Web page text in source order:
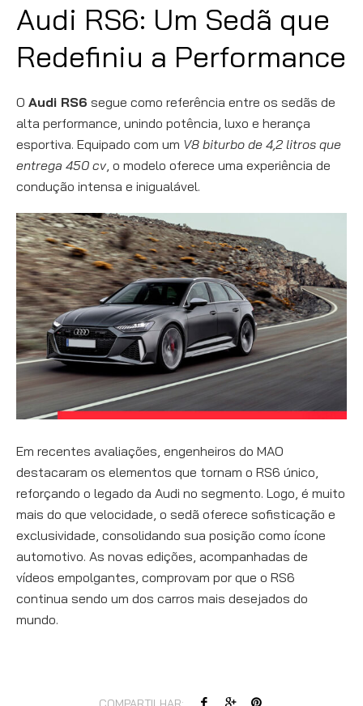
Audi RS6: Um Sedã que
Redefiniu a Performance
O Audi RS6 segue como referência entre os sedãs de
alta performance, unindo potência, luxo e herança
esportiva. Equipado com um V8 biturbo de 4,2 litros que
entrega 450 cv, o modelo oferece uma experiência de
condução intensa e inigualável.
Em recentes avaliações, engenheiros do MAO
destacaram os elementos que tornam o RS6 único,
reforçando o legado da Audi no segmento. Logo, é muito
mais do que velocidade, o sedã oferece sofisticação e
exclusividade, consolidando sua posição como ícone
automotivo. As novas edições, acompanhadas de
vídeos empolgantes, comprovam por que o RS6
continua sendo um dos carros mais desejados do
mundo.